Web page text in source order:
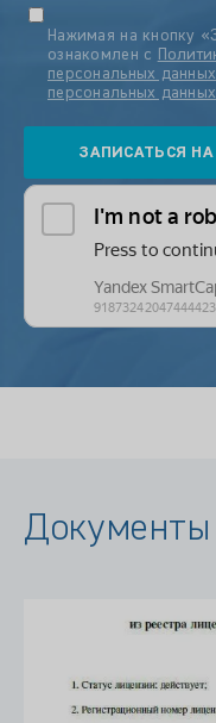
Нажимая на кнопку
ознакомлен с
персональных данных
персональных данных
Документы